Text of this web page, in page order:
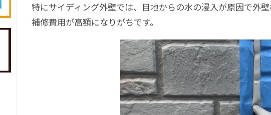
特にサイディング外壁では、目地からの水の浸入が原因で外
補修費用が高額になりがちです。